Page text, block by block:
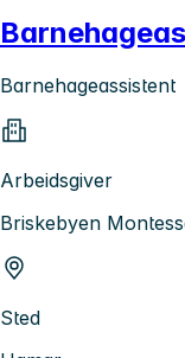
Barnehageassistent
Arbeidsgiver
Briskebyen
Sted